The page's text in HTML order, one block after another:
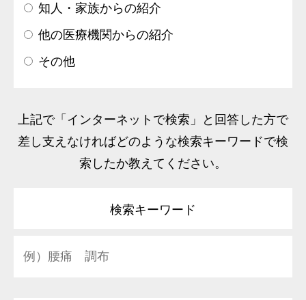
知人・家族からの紹介
他の医療機関からの紹介
その他
上記で「インターネットで検索」と回答した方で
差し支えなければどのような検索キーワードで検
索したか教えてください。
検索キーワード